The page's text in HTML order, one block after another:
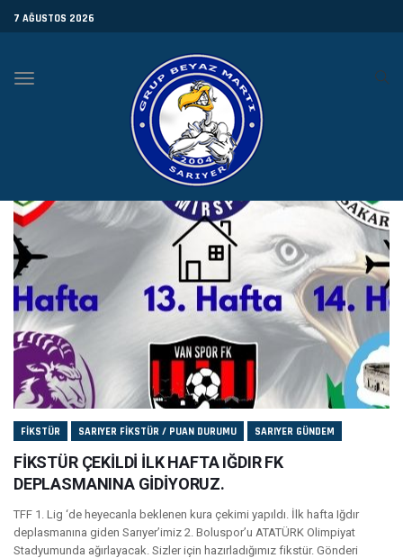
7 AĞUSTOS 2026
Toggle
FIKSTÜR SARIYER FIKSTÜR / PUAN DURUMU SARIYER GÜNDEM
FİKSTÜR ÇEKİLDİ İLK HAFTA IĞDIR FK
DEPLASMANINA GİDİYORUZ.
TFF 1. Lig ‘de heyecanla beklenen kura çekimi yapıldı. İlk hafta Iğdır
deplasmanına giden Sarıyer’imiz 2. Boluspor’u ATATÜRK Olimpiyat
Stadyumunda ağırlayacak. Sizler için hazırladığımız fikstür. Gönderi